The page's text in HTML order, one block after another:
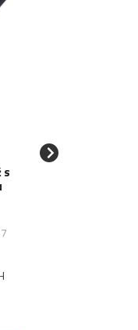
s
GERBER Nôž s